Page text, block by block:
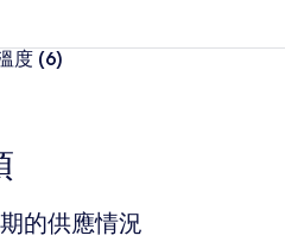
度 (6)
的供應情況